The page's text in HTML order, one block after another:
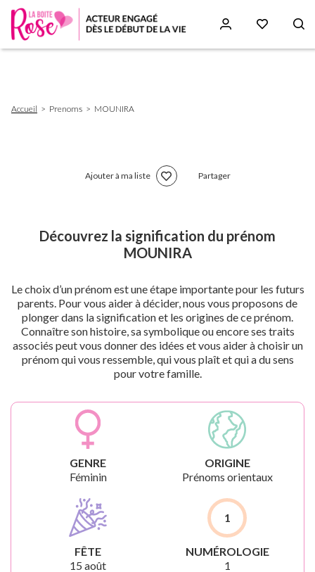
d'Ariane
Accueil Prenoms MOUNIRA
Ajouter à ma liste Partager
Découvrez la signification du prénom
MOUNIRA
Le choix d’un prénom est une étape importante pour les futurs
parents. Pour vous aider à décider, nous vous proposons de
plonger dans la signification et les origines de ce prénom.
Connaître son histoire, sa symbolique ou encore ses traits
associés peut vous donner des idées et vous aider à choisir un
prénom qui vous ressemble, qui vous plaît et qui a du sens
pour votre famille.
GENRE
Féminin
ORIGINE
Prénoms orientaux
FÊTE
15 août
1
NUMÉROLOGIE
1